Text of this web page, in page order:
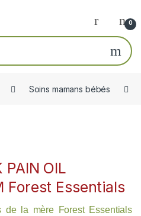
0
Soins mamans bébés
PAIN OIL
Forest Essentials
de la mère Forest Essentials